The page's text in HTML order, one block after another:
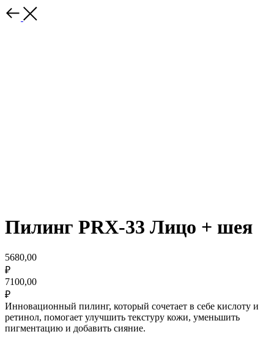
Пилинг PRX-33 Лицо + шея
5680,00
₽
7100,00
₽
Инновационный пилинг, который сочетает в себе кислоту и
ретинол, помогает улучшить текстуру кожи, уменьшить
пигментацию и добавить сияние.